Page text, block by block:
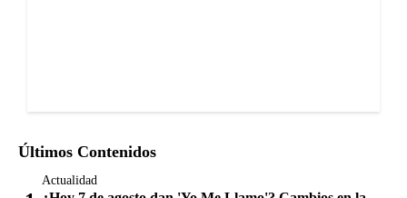
Últimos Contenidos
Actualidad